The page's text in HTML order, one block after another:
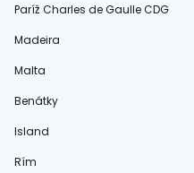
Paríž Charles de Gaulle CDG
Madeira
Malta
Benátky
Island
Rím